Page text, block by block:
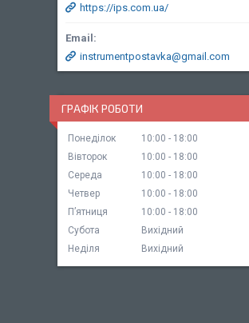
https://ips.com.ua/
instrumentpostavka@gmail.com
ГРАФІК РОБОТИ
Понеділок 10:00
18:00
Вівторок
10:00
18:00
Середа
10:00
18:00
Четвер
10:00
18:00
Пʼятниця
10:00
18:00
Субота
Вихідний
Неділя
Вихідний